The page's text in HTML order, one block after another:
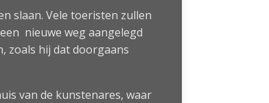
slaan. Vele toeristen zullen
nieuwe weg aangelegd
zoals hij dat doorgaans
van de kunstenares, waar